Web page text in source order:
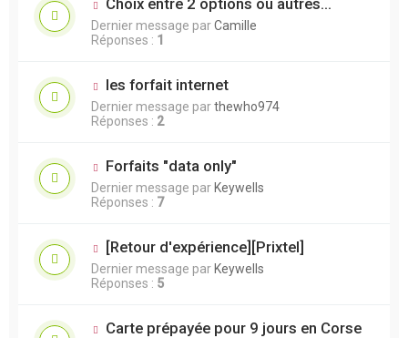
Dernier message parCamille
Réponses : 1
les forfait internet
Dernier message parthewho974
Réponses : 2
Forfaits "data only"
Dernier message par Keywells
Réponses : 7
[Retour d'expérience][Prixtel]
Dernier message par Keywells
Réponses : 5
Carte prépayée pour 9 jours en Corse